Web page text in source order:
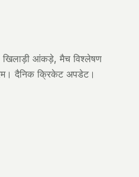
खिलाड़ी आंकड़े, मैच विश्लेषण
दैनिक क्रिकेट अपडेट।